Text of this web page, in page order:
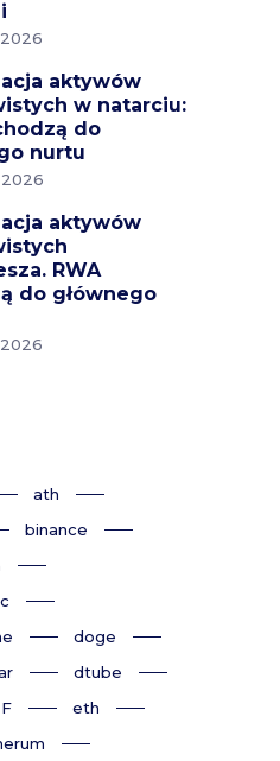
aktywów
w natarciu:
do
nurtu
aktywów
RWA
do głównego
ath
binance
doge
dtube
eth